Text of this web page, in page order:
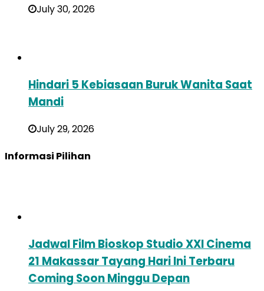
July 30, 2026
Hindari 5 Kebiasaan Buruk Wanita Saat
Mandi
July 29, 2026
Informasi Pilihan
Jadwal Film Bioskop Studio XXI Cinema
21 Makassar Tayang Hari Ini Terbaru
Coming Soon Minggu Depan